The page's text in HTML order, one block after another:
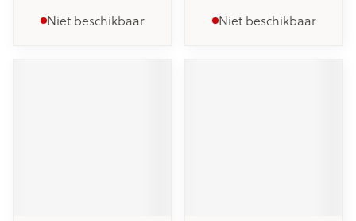
Niet beschikbaar Niet beschikbaar